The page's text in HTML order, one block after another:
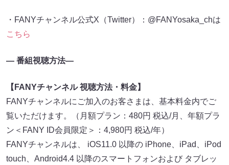
・FANYチャンネル公式X（Twitter）：@FANYosaka_chは
こちら
― 番組視聴方法―
【FANYチャンネル 視聴方法・料金】
FANYチャンネルにご加入のお客さまは、基本料金内でご
覧いただけます。（月額プラン：480円 税込/月、年額プラ
ン＜FANY ID会員限定＞：4,980円 税込/年）
FANYチャンネルは、 iOS11.0 以降の iPhone、iPad、iPod
touch、Android4.4 以降のスマートフォンおよび タブレッ